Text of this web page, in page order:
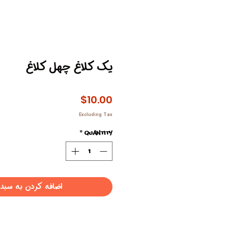
یک کلاغ چهل کلاغ
$10.00
Excluding Tax
Quantity
*
اضافه کردن به